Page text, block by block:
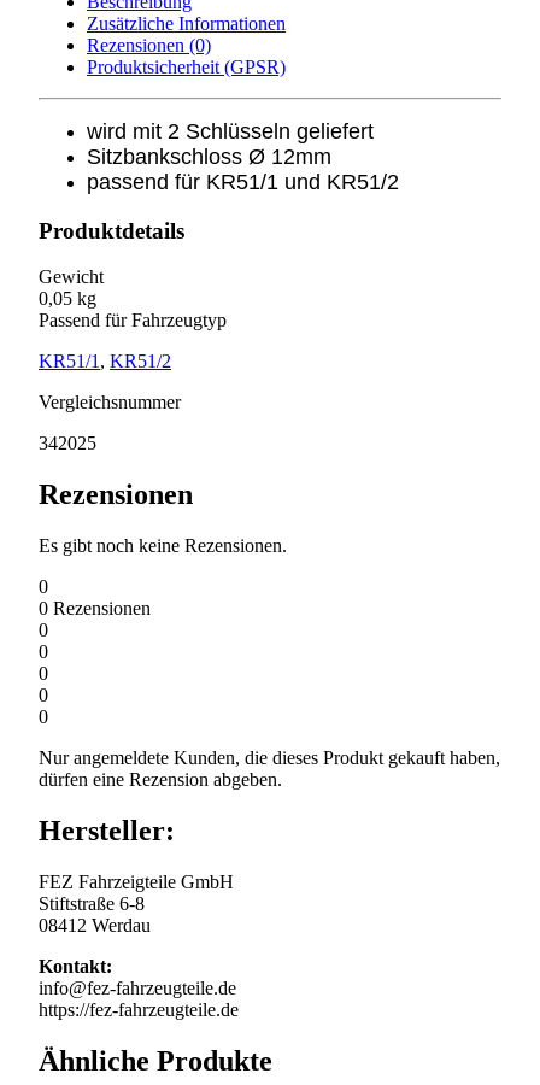
Zusätzliche Informationen
Rezensionen (0)
Produktsicherheit (GPSR)
wird mit 2 Schlüsseln geliefert
Sitzbankschloss Ø 12mm
passend für KR51/1 und KR51/2
Produktdetails
Gewicht
0,05 kg
Passend für Fahrzeugtyp
KR51/1 , KR51/2
Vergleichsnummer
342025
Rezensionen
Es gibt noch keine Rezensionen.
0
0 Rezensionen
0
0
0
0
0
Nur angemeldete Kunden, die dieses Produkt gekauft haben,
dürfen eine Rezension abgeben.
Hersteller:
FEZ Fahrzeigteile GmbH
Stiftstraße 6-8
08412 Werdau
Kontakt:
info@fez-fahrzeugteile.de
https://fez-fahrzeugteile.de
Ähnliche Produkte